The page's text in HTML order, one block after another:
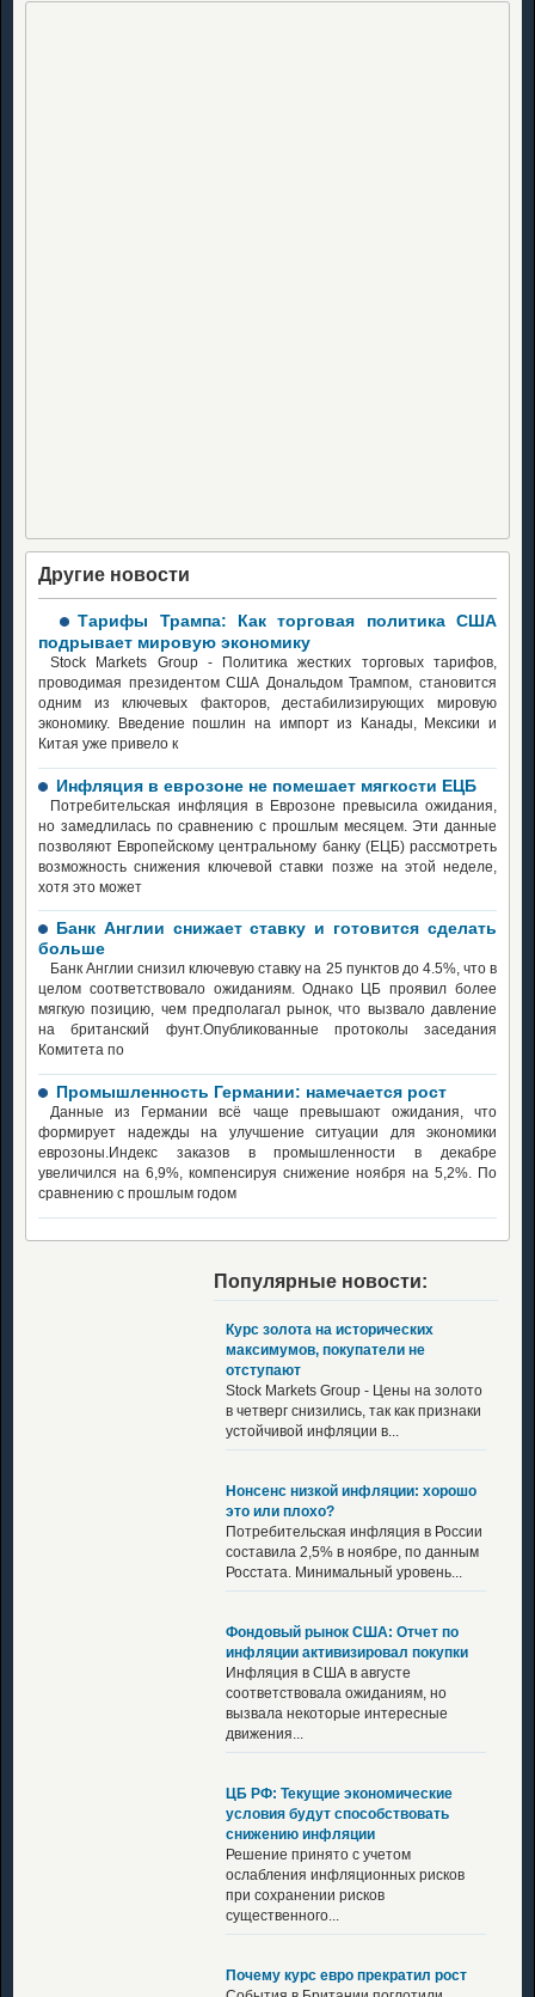
Другие новости
Тарифы Трампа: Как торговая политика США
подрывает мировую экономику
Stock Markets Group - Политика жестких торговых тарифов,
проводимая президентом США Дональдом Трампом, становится
одним из ключевых факторов, дестабилизирующих мировую
экономику. Введение пошлин на импорт из Канады, Мексики и
Китая уже привело к
Инфляция в еврозоне не помешает мягкости ЕЦБ
Потребительская инфляция в Еврозоне превысила ожидания,
но замедлилась по сравнению с прошлым месяцем. Эти данные
позволяют Европейскому центральному банку (ЕЦБ) рассмотреть
возможность снижения ключевой ставки позже на этой неделе,
хотя это может
Банк Англии снижает ставку и готовится сделать
больше
Банк Англии снизил ключевую ставку на 25 пунктов до 4.5%, что в
целом соответствовало ожиданиям. Однако ЦБ проявил более
мягкую позицию, чем предполагал рынок, что вызвало давление
на британский фунт.Опубликованные протоколы заседания
Комитета по
Промышленность Германии: намечается рост
Данные из Германии всё чаще превышают ожидания, что
формирует надежды на улучшение ситуации для экономики
еврозоны.Индекс заказов в промышленности в декабре
увеличился на 6,9%, компенсируя снижение ноября на 5,2%. По
сравнению с прошлым годом
Популярные новости:
Курс золота на исторических
максимумов, покупатели не
отступают
Stock Markets Group - Цены на золото
в четверг снизились, так как признаки
устойчивой инфляции в...
Нонсенс низкой инфляции: хорошо
это или плохо?
Потребительская инфляция в России
составила 2,5% в ноябре, по данным
Росстата. Минимальный уровень...
Фондовый рынок США: Отчет по
инфляции активизировал покупки
Инфляция в США в августе
соответствовала ожиданиям, но
вызвала некоторые интересные
движения...
ЦБ РФ: Текущие экономические
условия будут способствовать
снижению инфляции
Решение принято с учетом
ослабления инфляционных рисков
при сохранении рисков
существенного...
Почему курс евро прекратил рост